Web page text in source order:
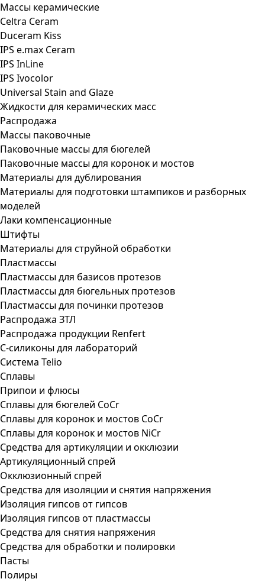
Массы керамические
Celtra Ceram
Duceram Kiss
IPS e.max Ceram
IPS InLine
IPS Ivocolor
Universal Stain and Glaze
Жидкости для керамических масс
Распродажа
Массы паковочные
Паковочные массы для бюгелей
Паковочные массы для коронок и мостов
Материалы для дублирования
Материалы для подготовки штампиков и разборных
моделей
Лаки компенсационные
Штифты
Материалы для струйной обработки
Пластмассы
Пластмассы для базисов протезов
Пластмассы для бюгельных протезов
Пластмассы для починки протезов
Распродажа ЗТЛ
Распродажа продукции Renfert
С-силиконы для лабораторий
Система Telio
Сплавы
Припои и флюсы
Сплавы для бюгелей CoCr
Сплавы для коронок и мостов CoCr
Сплавы для коронок и мостов NiCr
Средства для артикуляции и окклюзии
Артикуляционный спрей
Окклюзионный спрей
Средства для изоляции и снятия напряжения
Изоляция гипсов от гипсов
Изоляция гипсов от пластмассы
Средства для снятия напряжения
Средства для обработки и полировки
Пасты
Полиры